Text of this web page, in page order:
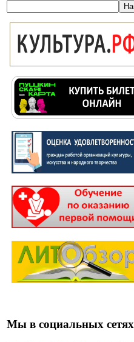
Мы в социальных сетях